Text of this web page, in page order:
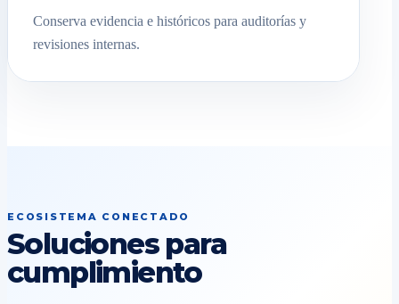
Conserva evidencia e históricos para auditorías y
revisiones internas.
ECOSISTEMA CONECTADO
Soluciones para
cumplimiento